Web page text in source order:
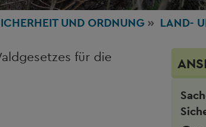
UND ORDNUNG LAND-
für die